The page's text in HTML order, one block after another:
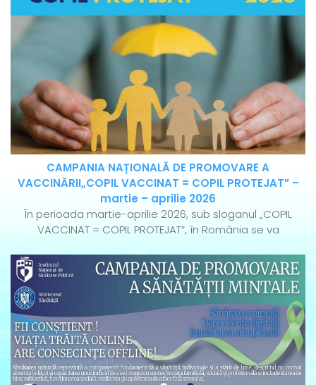
CAMPANIA NAȚIONALĂ DE PROMOVARE A
VACCINĂRII„COPIL VACCINAT = COPIL PROTEJAT” –
martie – aprilie 2026
În perioada martie-aprilie 2026, sub sloganul „COPIL
VACCINAT = COPIL PROTEJAT”, în România se va